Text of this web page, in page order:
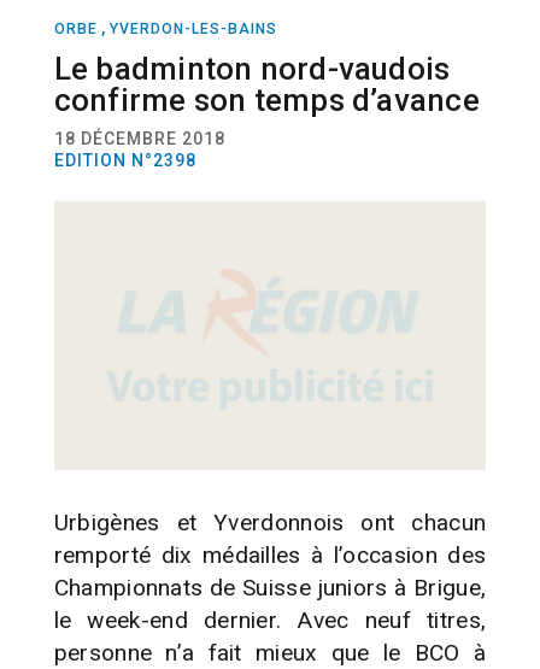
ORBE , YVERDON-LES-BAINS
Le badminton nord-vaudois
confirme son temps d’avance
18 DÉCEMBRE 2018
EDITION N°2398
Urbigènes et Yverdonnois ont chacun
remporté dix médailles à l’occasion des
Championnats de Suisse juniors à Brigue,
le week-end dernier. Avec neuf titres,
personne n’a fait mieux que le BCO à